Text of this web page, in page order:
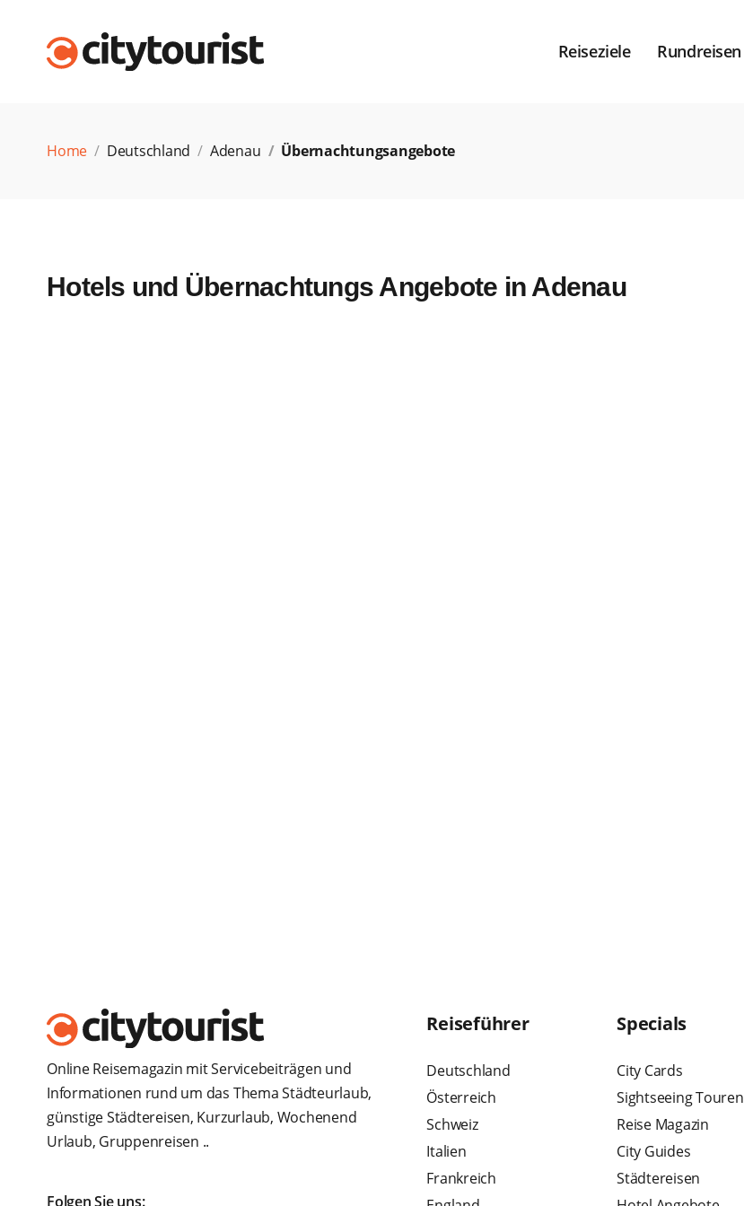
Reiseziele Rundreisen
Home Deutschland Adenau Übernachtungsangebote
Hotels und Übernachtungs Angebote in Adenau
Online Reisemagazin mit Servicebeiträgen und
Informationen rund um das Thema Städteurlaub,
günstige Städtereisen, Kurzurlaub, Wochenend
Urlaub, Gruppenreisen ..
Folgen Sie uns:
Reiseführer
Deutschland
Österreich
Schweiz
Italien
Frankreich
Specials
City Cards
Sightseeing Touren
Reise Magazin
City Guides
Städtereisen